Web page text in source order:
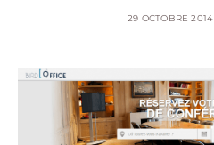
29 OCTOBRE 2014